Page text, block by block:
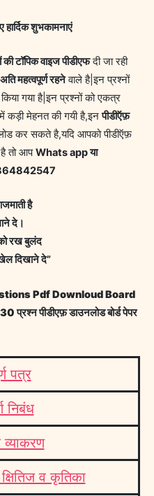
शुभकामनाएं
टॉपिक वाइज पीडीएफदी जा रही
अति महत्वपूर्ण रहनेवाले है|इन प्रश्नों
गया है|इन प्रश्नों को एकत्र
कड़ी मेहनत की गयी है,इनपीडीऍफ़
कर सकते है,यदि आपको पीडीऍफ़
तो आपWhats app या
है
दे।
रख बुलंद
दिखाने दे”
Pdf Downloud Board
प्रश्न पीडीएफ़ डाउनलोड बोर्ड पेपर
पत्र
निबंध
व्याकरण
व कृतिका